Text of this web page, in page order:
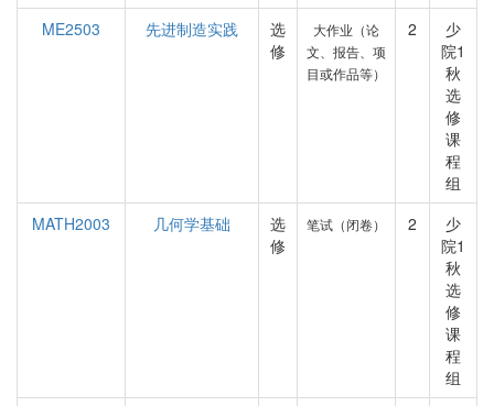
ME2503
先进制造实践
选
修
大作业（论
文、报告、项
目或作品等）
2
少
院1
秋
选
修
课
程
组
MATH2003
几何学基础
选
修
笔试（闭卷） 2
少
院1
秋
选
修
课
程
组